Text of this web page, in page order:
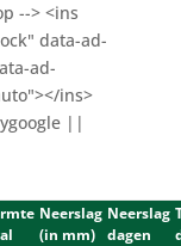
--> <ins
data-ad-
ad-
ins>
||
Neerslag
(in mm)
Neerslag
dagen